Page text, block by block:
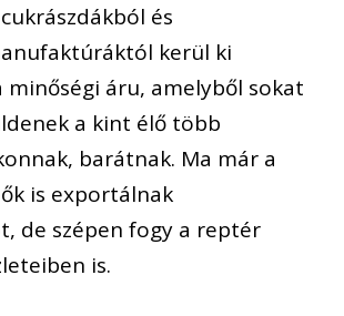
és
kerül ki
minőségi áru, amelyből sokat
a kint élő több
barátnak. Ma már a
is exportálnak
t, de szépen fogy a reptér
ben is.